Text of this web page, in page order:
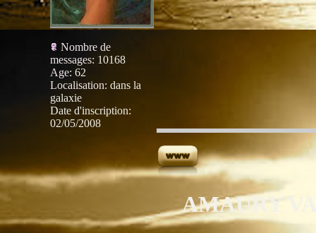
Nombre de
messages: 10168
Age: 62
Localisation: dans la
galaxie
Date d'inscription:
02/05/2008
AMAURY